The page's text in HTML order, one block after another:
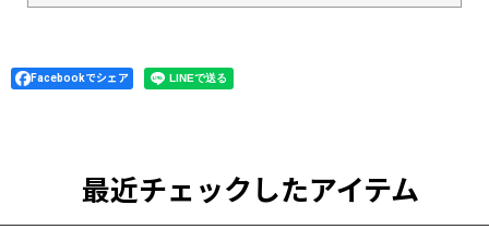
Facebookでシェア
最近チェックしたアイテム